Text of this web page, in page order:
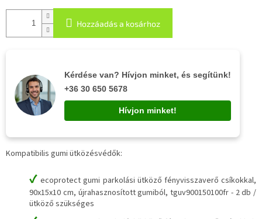
Hozzáadás a kosárhoz
Kérdése van? Hívjon minket, és segítünk!
+36 30 650 5678
Hívjon minket!
Kompatibilis gumi ütközésvédők:
✔ecoprotect gumi parkolási ütköző fényvisszaverő csíkokkal,
90x15x10 cm, újrahasznosított gumiból, tguv900150100fr - 2 db /
ütköző szükséges